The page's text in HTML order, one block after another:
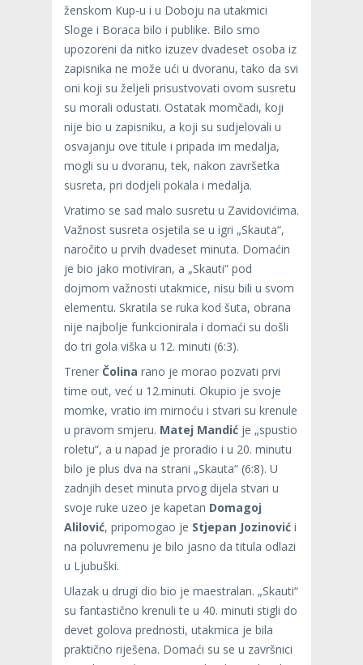
ženskom Kup-u i u Doboju na utakmici
Sloge i Boraca bilo i publike. Bilo smo
upozoreni da nitko izuzev dvadeset osoba iz
zapisnika ne može ući u dvoranu, tako da svi
oni koji su željeli prisustvovati ovom susretu
su morali odustati. Ostatak momčadi, koji
nije bio u zapisniku, a koji su sudjelovali u
osvajanju ove titule i pripada im medalja,
mogli su u dvoranu, tek, nakon završetka
susreta, pri dodjeli pokala i medalja.
Vratimo se sad malo susretu u Zavidovićima.
Važnost susreta osjetila se u igri „Skauta“,
naročito u prvih dvadeset minuta. Domaćin
je bio jako motiviran, a „Skauti“ pod
dojmom važnosti utakmice, nisu bili u svom
elementu. Skratila se ruka kod šuta, obrana
nije najbolje funkcionirala i domaći su došli
do tri gola viška u 12. minuti (6:3).
Trener Čolina rano je morao pozvati prvi
time out, već u 12.minuti. Okupio je svoje
momke, vratio im mirnoću i stvari su krenule
u pravom smjeru. Matej Mandić je „spustio
roletu“, a u napad je proradio i u 20. minutu
bilo je plus dva na strani „Skauta“ (6:8). U
zadnjih deset minuta prvog dijela stvari u
svoje ruke uzeo je kapetan Domagoj
Alilović, pripomogao je Stjepan Jozinović i
na poluvremenu je bilo jasno da titula odlazi
u Ljubuški.
Ulazak u drugi dio bio je maestralan. „Skauti“
su fantastično krenuli te u 40. minuti stigli do
devet golova prednosti, utakmica je bila
praktično riješena. Domaći su se u završnici